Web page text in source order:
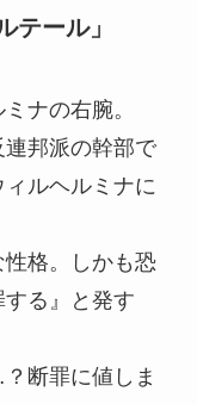
テール」
ナの右腕。
邦派の幹部で
ルヘルミナに
格。しかも恐
る』と発す
断罪に値しま